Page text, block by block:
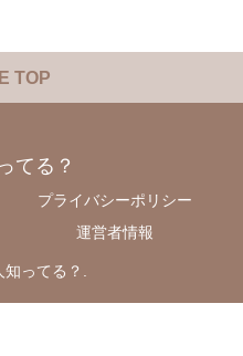
TOP
てる？
プライバシーポリシー
運営者情報
ってる？.